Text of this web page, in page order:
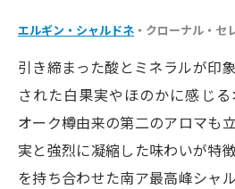
エルギン・シャルドネ ・クローナル・
引き締まった酸とミネラルが印
された白果実やほのかに感じ
オーク樽由来の第二のアロマも
実と強烈に凝縮した味わいが特
を持ち合わせた南ア最高峰シ